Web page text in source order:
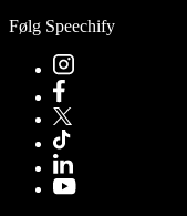
Følg Speechify